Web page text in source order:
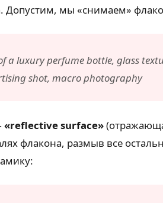
Допустим, мы «снимаем»
a luxury perfume bottle, glass
shot, macro photography
«reflective surface»
флакона, размыв все